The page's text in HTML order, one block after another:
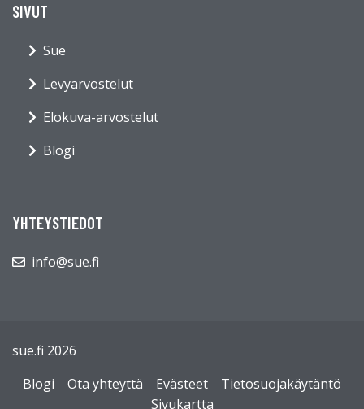
SIVUT
Sue
Levyarvostelut
Elokuva-arvostelut
Blogi
YHTEYSTIEDOT
info@sue.fi
sue.fi 2026
Blogi
Ota yhteyttä Evästeet
Tietosuojakäytäntö
Sivukartta